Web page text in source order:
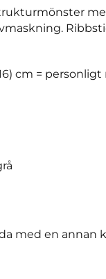
cm =
med en annan